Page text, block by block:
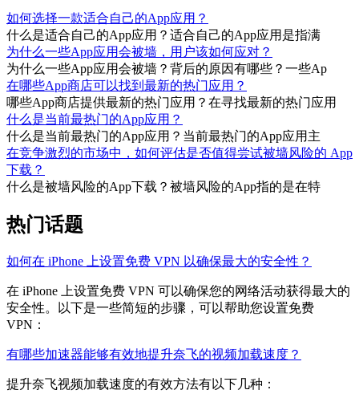
如何选择一款适合自己的App应用？
什么是适合自己的App应用？适合自己的App应用是指满
为什么一些App应用会被墙，用户该如何应对？
为什么一些App应用会被墙？背后的原因有哪些？一些Ap
在哪些App商店可以找到最新的热门应用？
哪些App商店提供最新的热门应用？在寻找最新的热门应用
什么是当前最热门的App应用？
什么是当前最热门的App应用？当前最热门的App应用主
在竞争激烈的市场中，如何评估是否值得尝试被墙风险的 App
下载？
什么是被墙风险的App下载？被墙风险的App指的是在特
热门话题
如何在 iPhone 上设置免费 VPN 以确保最大的安全性？
在 iPhone 上设置免费 VPN 可以确保您的网络活动获得最大的
安全性。以下是一些简短的步骤，可以帮助您设置免费
VPN：
有哪些加速器能够有效地提升奈飞的视频加载速度？
提升奈飞视频加载速度的有效方法有以下几种：